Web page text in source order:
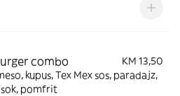
combo
KM 13,50
kupus, Tex Mex sos, paradajz,
pomfrit